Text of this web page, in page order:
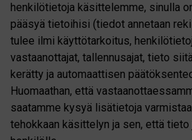
henkilötietoja käsittelemme, sinulla
pääsyä tietoihisi (tiedot annetaan
tulee ilmi käyttötarkoitus,
vastaanottajat, tallennusajat, tieto
kerätty ja automaattisen
Huomaathan, että
saatamme kysyä lisätietoja
tehokkaan käsittelyn ja sen, että